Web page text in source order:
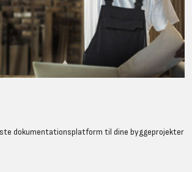
dokumentationsplatform til dine byggeprojekter